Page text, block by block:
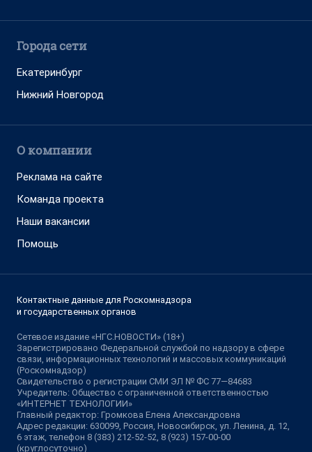
Города сети
Екатеринбург
Нижний Новгород
О компании
Реклама на сайте
Команда проекта
Наши вакансии
Помощь
Контактные данные для Роскомнадзора
и государственных органов
Сетевое издание «НГС.НОВОСТИ» (18+)
Зарегистрировано Федеральной службой по надзору в сфере
связи, информационных технологий и массовых коммуникаций
(Роскомнадзор)
Свидетельство о регистрации СМИ ЭЛ № ФС 77—84683
Учредитель: Общество с ограниченной ответственностью
«ИНТЕРНЕТ ТЕХНОЛОГИИ»
Главный редактор: Громкова Елена Александровна
Адрес редакции: 630099, Россия, Новосибирск, ул. Ленина, д. 12,
6 этаж, телефон 8 (383) 212-52-52, 8 (923) 157-00-00
(круглосуточно)